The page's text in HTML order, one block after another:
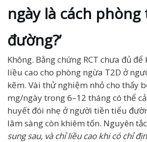
ngày là cách phòng
đường?’
Không. Bằng chứng RCT chưa đủ
liều cao cho phòng ngừa T2D ở
kẽm. Vài thử nghiệm nhỏ cho thấy
mg/ngày trong 6–12 tháng có thể
huyết đói nhẹ ở người tiền tiểu
lâm sàng còn khiêm tốn. Nguyên
sung sau, và chỉ liều cao khi có chỉ